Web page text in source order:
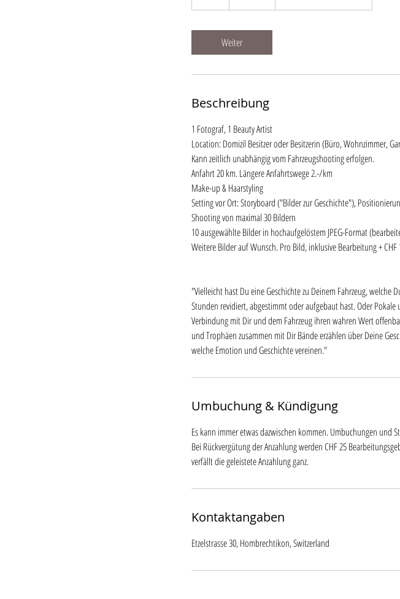
S
d
.
Weiter
Beschreibung
1 Fotograf, 1 Beauty Artist
Location: Domizil Besitzer oder Besitzerin (Büro, Wohnzimmer,
Kann zeitlich unabhängig vom Fahrzeugshooting erfolgen.
Anfahrt 20 km. Längere Anfahrtswege 2.-/km
Make-up & Haarstyling
Setting vor Ort: Storyboard ("Bilder zur Geschichte"),
Shooting von maximal 30 Bildern
10 ausgewählte Bilder in hochaufgelöstem JPEG-Format
Weitere Bilder auf Wunsch. Pro Bild, inklusive Bearbeitung + CHF
"Vielleicht hast Du eine Geschichte zu Deinem Fahrzeug,
Stunden revidiert, abgestimmt oder aufgebaut hast. Oder
Verbindung mit Dir und dem Fahrzeug ihren wahren Wert
und Trophäen zusammen mit Dir Bände erzählen über Deine
welche Emotion und Geschichte vereinen."
Umbuchung & Kündigung
Es kann immer etwas dazwischen kommen. Umbuchungen
Bei Rückvergütung der Anzahlung werden CHF 25
verfällt die geleistete Anzahlung ganz.
Kontaktangaben
Etzelstrasse 30, Hombrechtikon, Switzerland